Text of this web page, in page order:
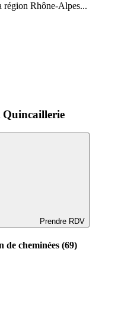
région Rhône-Alpes...
Quincaillerie
Prendre RDV
de cheminées (69)